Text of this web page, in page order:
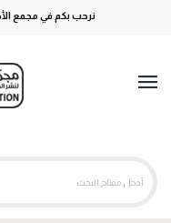
نرحب بكم في مجمع